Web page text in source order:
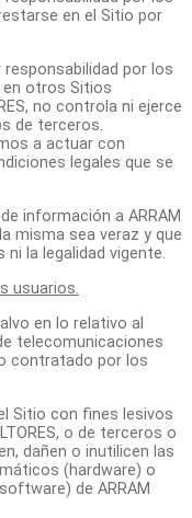
en el Sitio por
responsabilidad por los
otros Sitios
no controla ni ejerce
de terceros.
a actuar con
legales que se
información a ARRAM
misma sea veraz y que
la legalidad vigente.
usuarios.
en lo relativo al
telecomunicaciones
contratado por los
Sitio con fines lesivos
o de terceros o
dañen o inutilicen las
(hardware) o
de ARRAM